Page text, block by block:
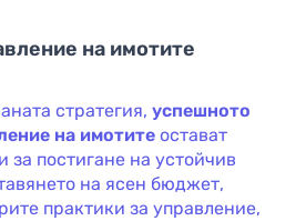
на имотите
стратегия, успешното
на имотите остават
за постигане на устойчив
на ясен бюджет,
практики за управление,